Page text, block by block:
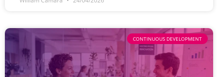
CONTINUOUS DEVELOPMENT